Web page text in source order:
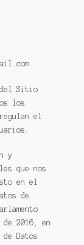
del Sitio
los
el
y
que nos
en el
de
2016, en
Datos